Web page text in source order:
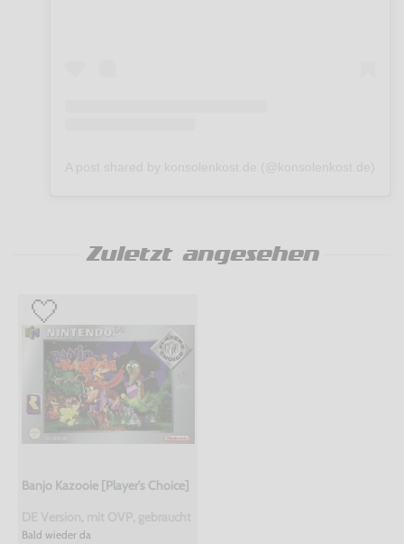
Zuletzt angesehen
Banjo Kazooie [Player's Choice]
Bald wieder da